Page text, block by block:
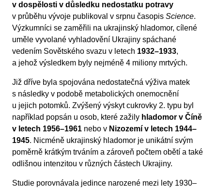
v dospělosti v důsledku nedostatku potravy
v průběhu vývoje publikoval v srpnu časopis Science.
Výzkumníci se zaměřili na ukrajinský hladomor, cílené
uměle vyvolané vyhladovění Ukrajiny spáchané
vedením Sovětského svazu v letech 1932–1933,
a jehož výsledkem byly nejméně 4 miliony mrtvých.
Již dříve byla spojována nedostatečná výživa matek
s následky v podobě metabolických onemocnění
u jejich potomků. Zvýšený výskyt cukrovky 2. typu byl
například popsán u osob, které zažily hladomor v Číně
v letech 1956–1961 nebo v Nizozemí v letech 1944–
1945. Nicméně ukrajinský hladomor je unikátní svým
poměrně krátkým trváním a zároveň počtem obětí a také
odlišnou intenzitou v různých částech Ukrajiny.
Studie porovnávala jedince narozené mezi lety 1930–